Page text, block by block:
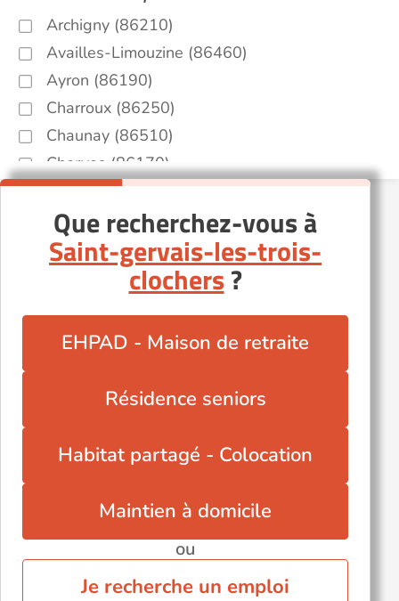
Archigny (86210)
Availles-Limouzine (86460)
Ayron (86190)
Charroux (86250)
Chaunay (86510)
Cherves (86170)
Dangé-Saint-Romain (86220)
Fontaine-le-Comte (86240)
Lencloître (86140)
Loudun (86200)
Lusignan (86600)
Montmorillon (86500)
Saint-Savin (86310)
Vivonne (86370)
Que recherchez-vous à
Saint-gervais-les-trois-
clochers?
EHPAD - Maison de retraite
Résidence seniors
Habitat partagé - Colocation
Maintien à domicile
ou
Je recherche un emploi